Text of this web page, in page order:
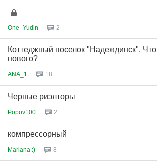
One_Yudin 2
Коттеджный поселок "Надеждинск". Что
нового?
ANA_1 18
Черные риэлторы
Popov100 2
компрессорный
Mariana :) 8